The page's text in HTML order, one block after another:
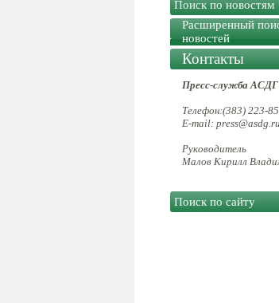
Расширенный
новостей
Контакты
Пресс-служба АСДГ
Телефон:(383) 223-
E-mail: press@asdg.ru
Руководитель
Малов Кирилл